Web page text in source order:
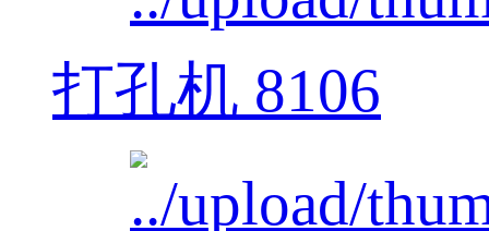
打孔机 8106